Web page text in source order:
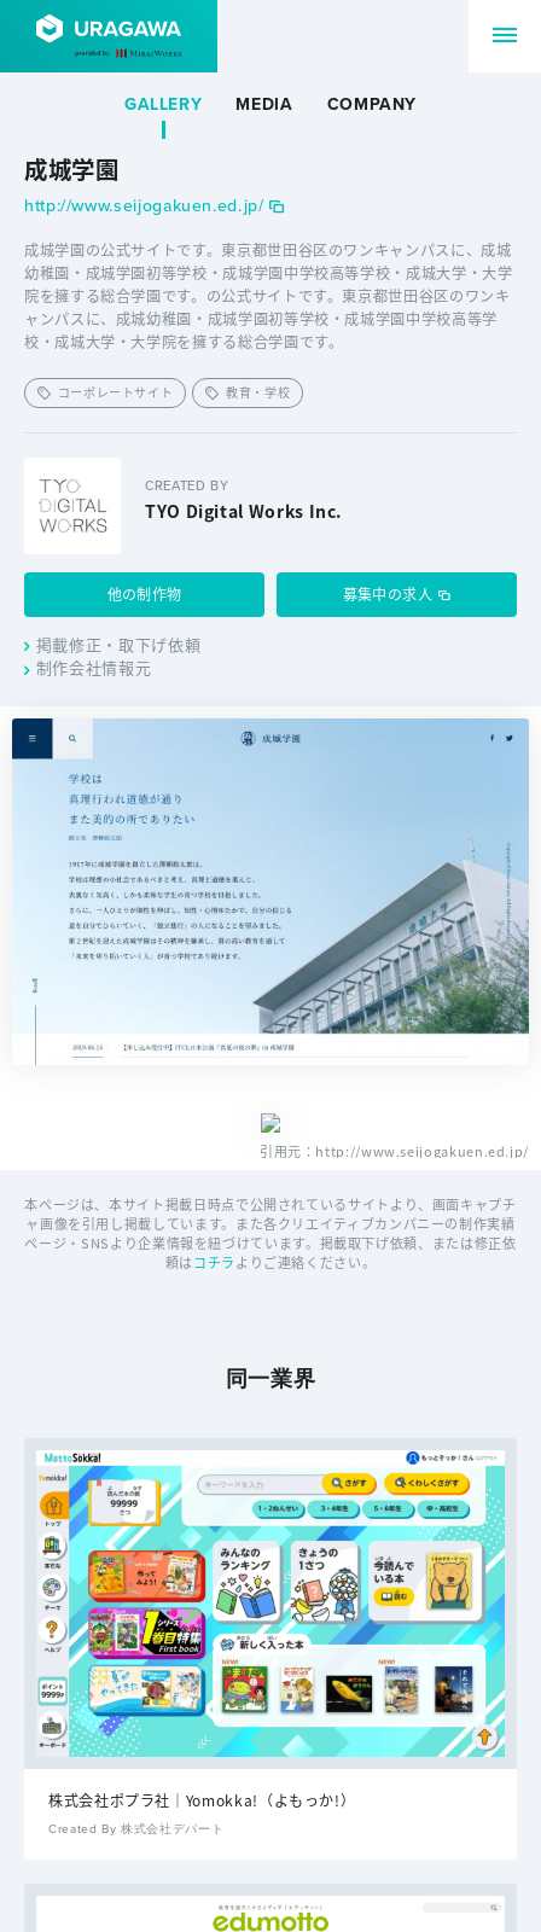
GALLERY MEDIA COMPANY
成城学園
http://www.seijogakuen.ed.jp/
成城学園の公式サイトです。東京都世田谷区のワンキャンパスに、成城
幼稚園・成城学園初等学校・成城学園中学校高等学校・成城大学・大学
院を擁する総合学園です。の公式サイトです。東京都世田谷区のワンキ
ャンパスに、成城幼稚園・成城学園初等学校・成城学園中学校高等学
校・成城大学・大学院を擁する総合学園です。
コーポレートサイト 教育・学校
CREATED BY
TYO Digital Works Inc.
他の制作物 募集中の求人
掲載修正・取下げ依頼
制作会社情報元
引用元：http://www.seijogakuen.ed.jp/
本ページは、本サイト掲載日時点で公開されているサイトより、画面キャプチ
ャ画像を引用し掲載しています。また各クリエイティブカンパニーの制作実績
ページ・SNSより企業情報を紐づけています。掲載取下げ依頼、または修正依
頼はコチラよりご連絡ください。
同一業界
株式会社ポプラ社｜Yomokka!（よもっか!）
Created By 株式会社デパート